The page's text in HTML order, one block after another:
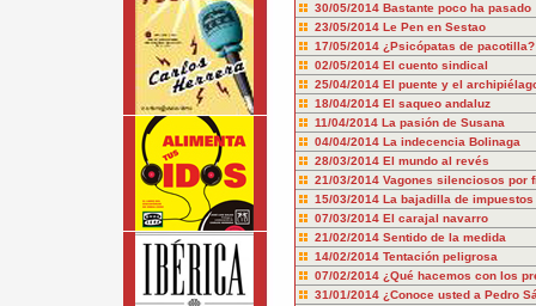
30/05/2014 Bastante poco ha pasado
23/05/2014 Le Pen en Sestao
17/05/2014 ¿Psicópatas de pacotilla?
02/05/2014 El cuento sindical
25/04/2014 El puente y el
18/04/2014 El saqueo andaluz
11/04/2014 La pasión de Susana
04/04/2014 La indecencia Bolinaga
28/03/2014 El mundo al revés
21/03/2014 Vagones silenciosos por
15/03/2014 La bajadilla de impuestos
07/03/2014 El carajal navarro
21/02/2014 Sentido de la medida
14/02/2014 Tentación peligrosa
07/02/2014 ¿Qué hacemos con los
31/01/2014 ¿Conoce usted a Pedro